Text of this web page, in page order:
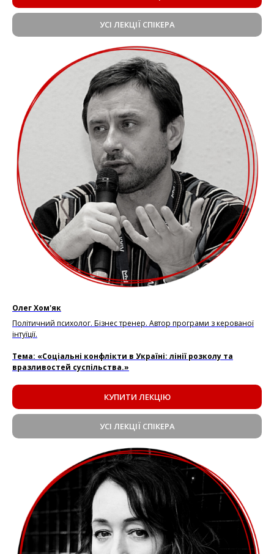
УСІ ЛЕКЦІЇ СПІКЕРА
Олег Хом'як
Політичний психолог. Бізнес тренер. Автор програми з керованої
інтуїції.
Тема: «Соціальні конфлікти в Україні: лінії розколу та
вразливостей суспільства.»
КУПИТИ ЛЕКЦІЮ
УСІ ЛЕКЦІЇ СПІКЕРА